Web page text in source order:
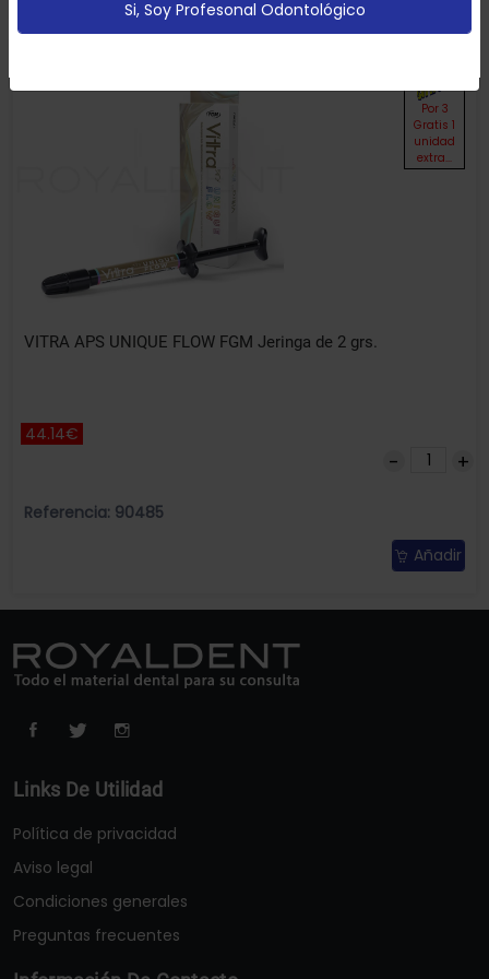
Por 3
Gratis 1
unidad
extra...
VITRA APS UNIQUE FLOW FGM Jeringa de 2 grs.
44.14€
Referencia: 90485
Añadir
Links De Utilidad
Política de privacidad
Aviso legal
Condiciones generales
Preguntas frecuentes
Si, Soy Profesonal Odontológico